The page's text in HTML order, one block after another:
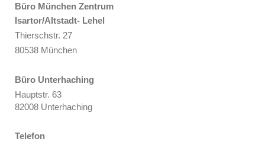
Büro München Zentrum
Isartor/Altstadt- Lehel
Thierschstr. 27
80538 München
Büro Unterhaching
Hauptstr. 63
82008 Unterhaching
Telefon